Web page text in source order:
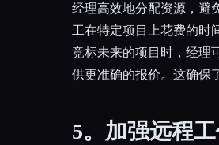
经理高效地分配资源，避
工在特定项目上花费的时
竞标未来的项目时，经理
供更准确的报价。这确保
5。加强远程